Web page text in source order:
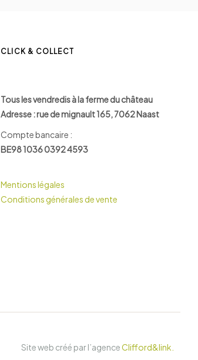
CLICK & COLLECT
Tous les vendredis à la ferme du château
Adresse : rue de mignault 165, 7062 Naast
Compte bancaire :
BE98 1036 0392 4593
Mentions légales
Conditions générales de vente
Site web créé par l’agenceClifford&link.